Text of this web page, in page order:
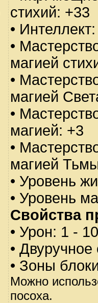
стихий: +33
•
•
магией
•
магией
•
магией: +3
•
магией
• Уровень
• Уровень
Свойства
• Урон: 1 - 10
•
• Зоны
Можно
посоха.